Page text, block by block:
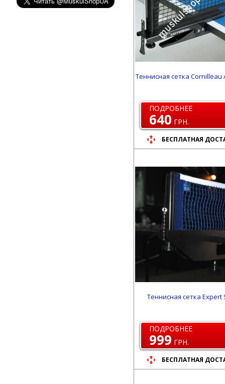
Теннисная сетка Cornilleau
ПОДРОБНЕЕ
640 ГРН.
БЕСПЛАТНАЯ
Теннисная сетка Expert
ПОДРОБНЕЕ
999 ГРН.
БЕСПЛАТНАЯ